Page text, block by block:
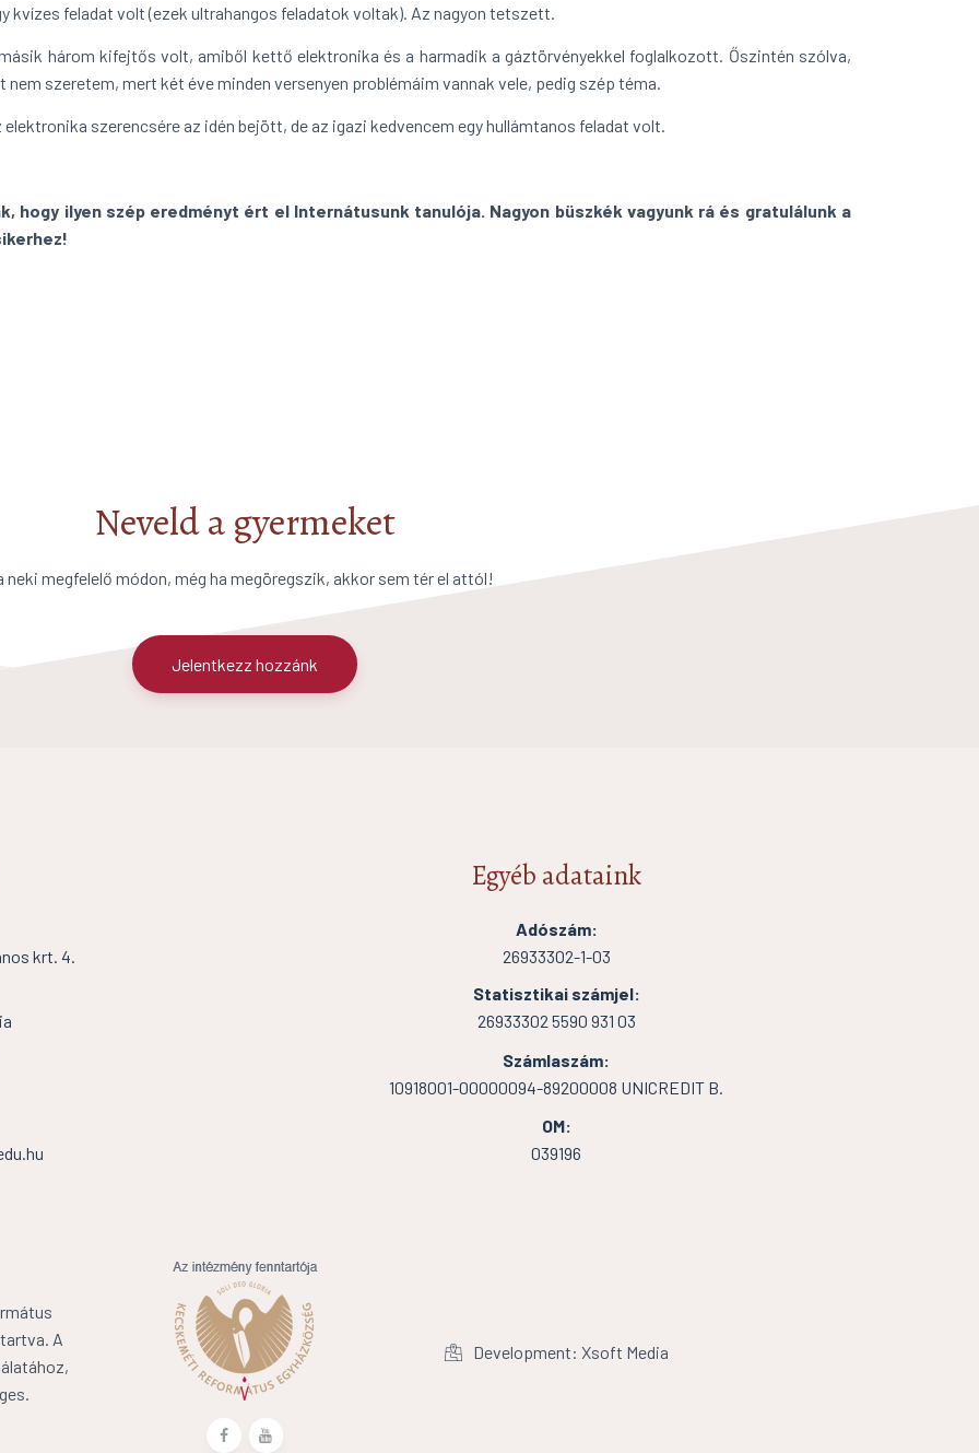
kvízes feladat volt (ezek ultrahangos feladatok voltak). Az nagyon tetszett.
három kifejtős volt, amiből kettő elektronika és a harmadik a gáztörvényekkel foglalkozott. Őszintén szólva,
nem szeretem, mert két éve minden versenyen problémáim vannak vele, pedig szép téma.
elektronika szerencsére az idén bejött, de az igazi kedvencem egy hullámtanos feladat volt.
hogy ilyen szép eredményt ért el Internátusunk tanulója. Nagyon büszkék vagyunk rá és gratulálunk a
Neveld a gyermeket
neki megfelelő módon, még ha megöregszik, akkor sem tér el attól!
Jelentkezz hozzánk
krt. 4.
Egyéb adataink
Adószám:
26933302-1-03
Statisztikai számjel:
26933302 5590 931 03
Számlaszám:
10918001-00000094-89200008 UNICREDIT B.
OM:
039196
Development: Xsoft Media
A